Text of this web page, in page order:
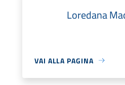
Loredana
VAI ALLA PAGINA